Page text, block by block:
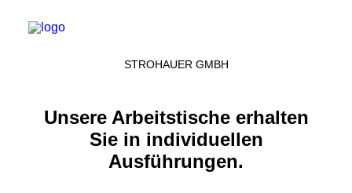
HOME
ÜBER UNS
STROHAUER GMBH
Unsere Arbeitstische erhalten
Sie in individuellen
Ausführungen.